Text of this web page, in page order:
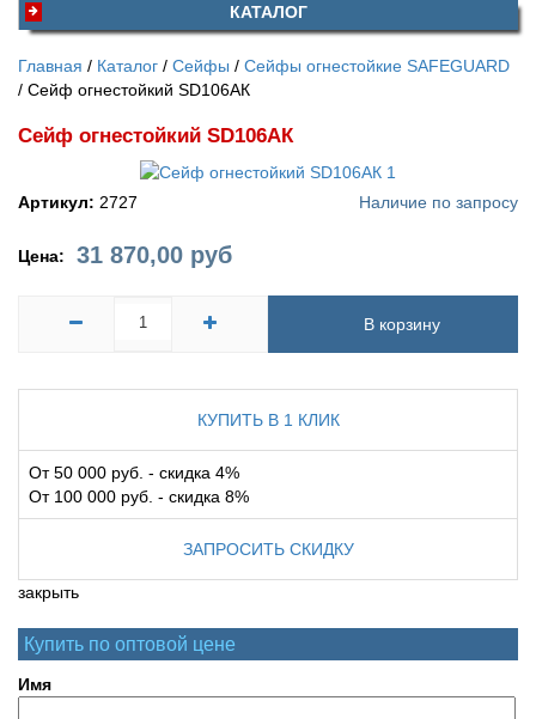
КАТАЛОГ
Главная Каталог Сейфы
Сейфы огнестойкие SAFEGUARD
Сейф огнестойкий SD106АК
Сейф огнестойкий SD106АК
Артикул: 2727 Наличие по запросу
Цена: 31 870,00 руб
В корзину
КУПИТЬ В 1 КЛИК
От 50 000 руб. - скидка 4%
От 100 000 руб. - скидка 8%
ЗАПРОСИТЬ СКИДКУ
закрыть
Купить по оптовой цене
Имя